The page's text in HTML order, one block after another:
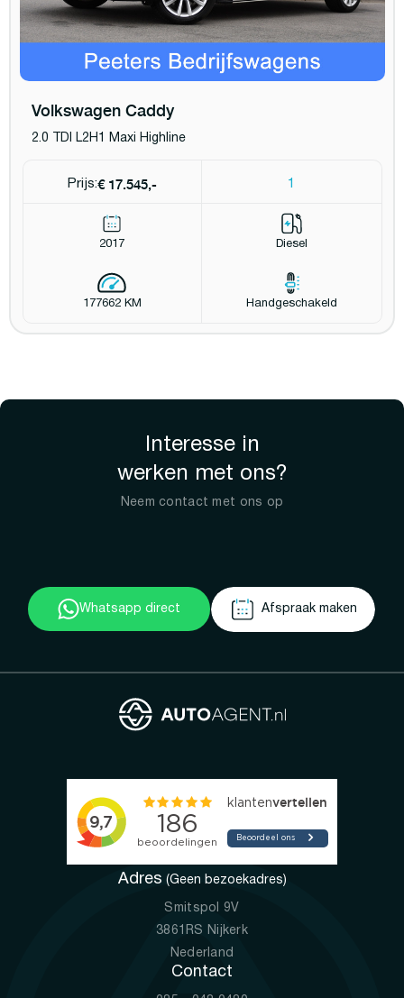
Volkswagen Caddy
2.0 TDI L2H1 Maxi Highline
Prijs:€ 17.545,- 1
2017 Diesel
177662 KM Handgeschakeld
Interesse in
werken met ons?
Neem contact met ons op
Whatsapp direct Afspraak maken
Adres (Geen bezoekadres)
Smitspol 9V
3861RS Nijkerk
Nederland
Contact